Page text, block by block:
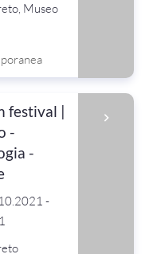
Museo
festival |
-
-
-